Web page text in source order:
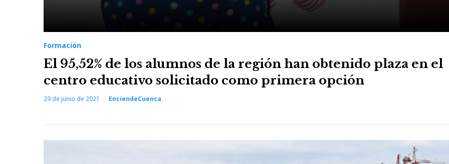
Formación
El 95,52% de los alumnos de la región han obtenido plaza en el
centro educativo solicitado como primera opción
29 de junio de 2021 EnciendeCuenca